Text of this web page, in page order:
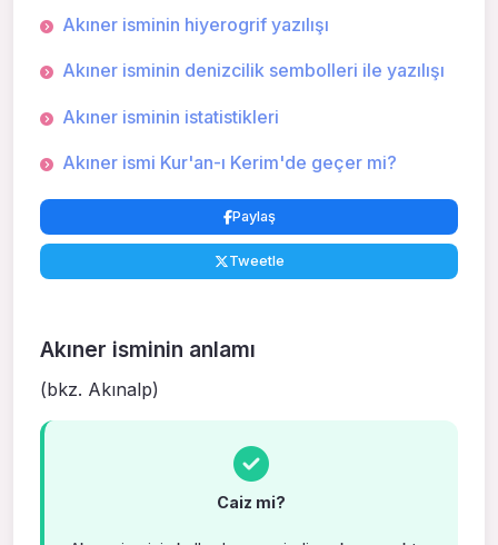
Akıner isminin hiyerogrif yazılışı
Akıner isminin denizcilik sembolleri ile yazılışı
Akıner isminin istatistikleri
Akıner ismi Kur'an-ı Kerim'de geçer mi?
Paylaş
Tweetle
Akıner isminin anlamı
(bkz. Akınalp)
Caiz mi?